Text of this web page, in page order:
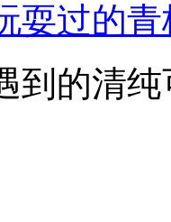
耍过的
到的清纯